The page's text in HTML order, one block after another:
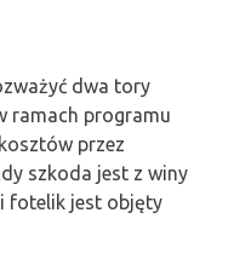
dwa tory
ramach programu
przez
szkoda jest z winy
fotelik jest objęty